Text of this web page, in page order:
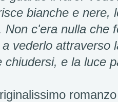
bianche e nere,
Non c'era nulla che
vederlo attraverso
chiudersi, e la luce